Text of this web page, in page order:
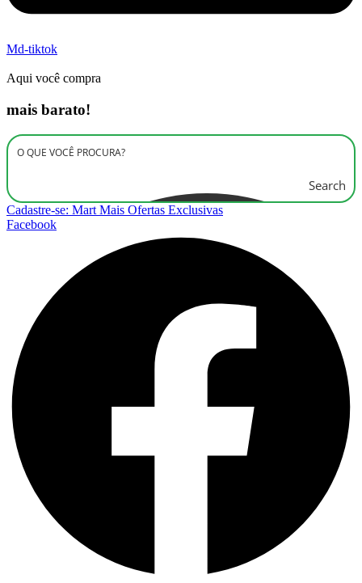
Md-tiktok
Aqui você compra
mais barato!
Search
Cadastre-se: Mart Mais Ofertas Exclusivas
Facebook